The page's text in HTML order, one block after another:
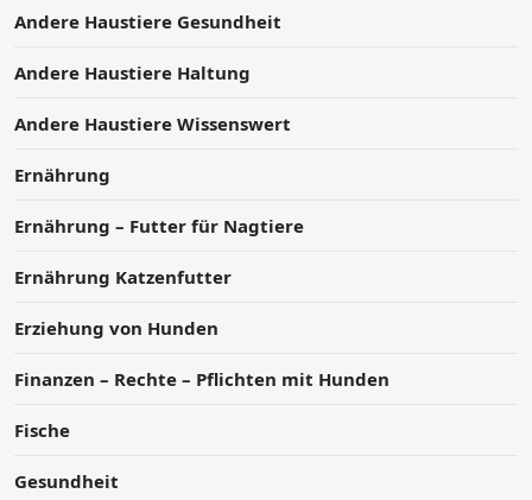
Andere Haustiere Gesundheit
Andere Haustiere Haltung
Andere Haustiere Wissenswert
Ernährung
Ernährung – Futter für Nagtiere
Ernährung Katzenfutter
Erziehung von Hunden
Finanzen – Rechte – Pflichten mit Hunden
Fische
Gesundheit